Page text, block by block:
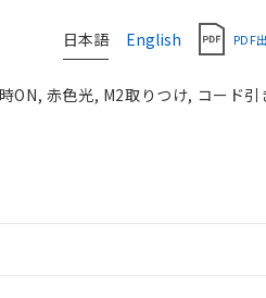
日本語 English PDF
ON, 赤色光, M2取りつけ, コード引